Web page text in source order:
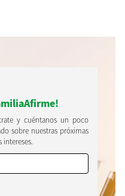
y cuéntanos un poco
sobre nuestras próximas